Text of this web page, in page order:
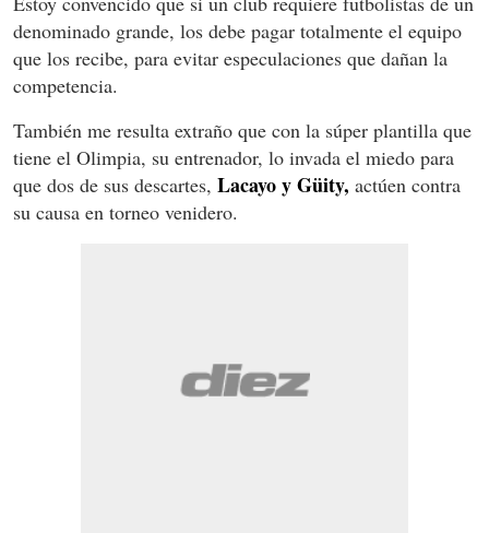
denominado grande, los debe pagar totalmente el equipo
que los recibe, para evitar especulaciones que dañan la
competencia.
También me resulta extraño que con la súper plantilla que
tiene el Olimpia, su entrenador, lo invada el miedo para
que dos de sus descartes, Lacayo y Güity, actúen contra
su causa en torneo venidero.